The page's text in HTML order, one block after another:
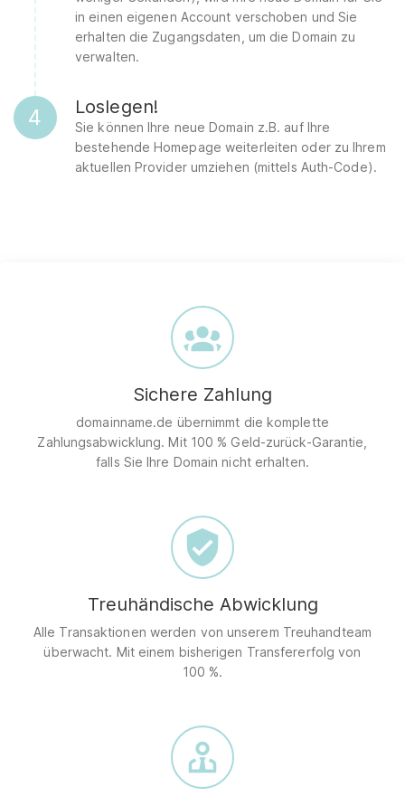
in einen eigenen Account verschoben und Sie
erhalten die Zugangsdaten, um die Domain zu
verwalten.
4 Loslegen!
Sie können Ihre neue Domain z.B. auf Ihre
bestehende Homepage weiterleiten oder zu Ihrem
aktuellen Provider umziehen (mittels Auth-Code).
Sichere Zahlung
domainname.de übernimmt die komplette
Zahlungsabwicklung. Mit 100 % Geld-zurück-Garantie,
falls Sie Ihre Domain nicht erhalten.
Treuhändische Abwicklung
Alle Transaktionen werden von unserem Treuhandteam
überwacht. Mit einem bisherigen Transfererfolg von
100 %.